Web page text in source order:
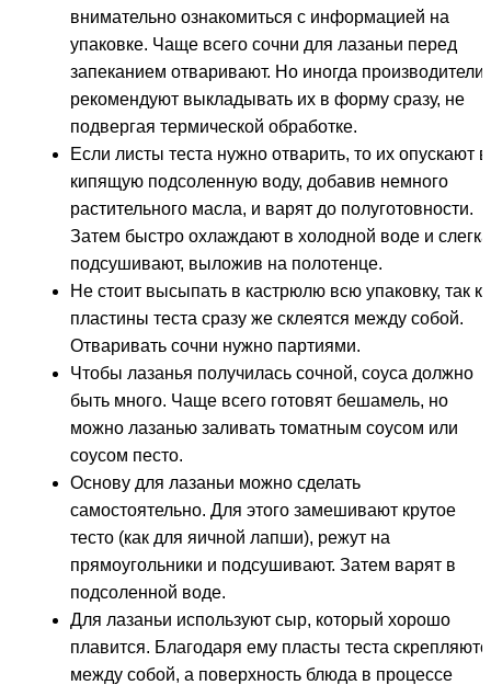
внимательно ознакомиться с информацией на
упаковке. Чаще всего сочни для лазаньи перед
запеканием отваривают. Но иногда производители
рекомендуют выкладывать их в форму сразу, не
подвергая термической обработке.
Если листы теста нужно отварить, то их опускают в
кипящую подсоленную воду, добавив немного
растительного масла, и варят до полуготовности.
Затем быстро охлаждают в холодной воде и слегка
подсушивают, выложив на полотенце.
Не стоит высыпать в кастрюлю всю упаковку, так
пластины теста сразу же склеятся между собой.
Отваривать сочни нужно партиями.
Чтобы лазанья получилась сочной, соуса должно
быть много. Чаще всего готовят бешамель, но
можно лазанью заливать томатным соусом или
соусом песто.
Основу для лазаньи можно сделать
самостоятельно. Для этого замешивают крутое
тесто (как для яичной лапши), режут на
прямоугольники и подсушивают. Затем варят в
подсоленной воде.
Для лазаньи используют сыр, который хорошо
плавится. Благодаря ему пласты теста
между собой, а поверхность блюда в процессе